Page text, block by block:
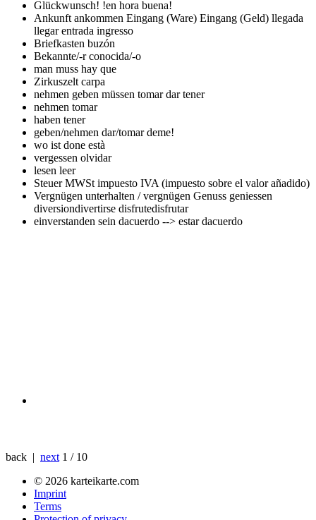
Glückwunsch! !en hora buena!
Ankunft ankommen Eingang (Ware) Eingang (Geld) llegada
llegar entrada ingresso
Briefkasten buzón
Bekannte/-rconocida/-o
man muss hay que
Zirkuszelt carpa
nehmen geben müssen tomar dar tener
nehmen tomar
haben tener
geben/nehmen dar/tomar deme!
wo ist done està
vergessen olvidar
lesen leer
Steuer MWSt impuesto IVA (impuesto sobre el valor añadido)
Vergnügen unterhalten / vergnügen Genuss geniessen
diversiondivertirse disfrutedisfrutar
einverstanden sein dacuerdo --> estar dacuerdo
back | next 1 / 10
© 2026 karteikarte.com
Imprint
Terms